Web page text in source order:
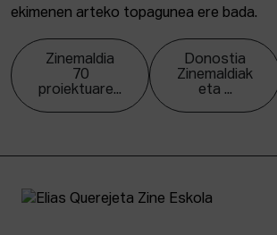
ekimenen arteko topagunea ere bada.
Zinemaldia
70
proiektuare...
Donostia
Zinemaldiak
eta ...